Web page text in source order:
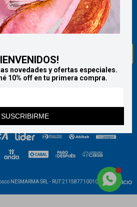
novedades y ofertas especiales.
10% off en tu primera compra.
SUSCRIBIRME
Newsletter
todas nuestras novedades!
NESMARMA SRL - RUT 211587710010